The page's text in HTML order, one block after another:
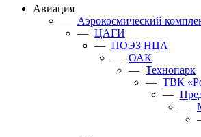
Авиация
— Аэрокосмический
— ЦАГИ
— ПОЭЗ НЦА
— ОАК
— Технопарк
— ТВК
—
—